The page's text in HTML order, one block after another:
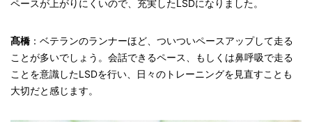
ペースが上がりにくいので、充実したLSDになりました。
髙橋 ：ベテランのランナーほど、ついついペースアップして走る
ことが多いでしょう。会話できるペース、もしくは鼻呼吸で走る
ことを意識したLSDを行い、日々のトレーニングを見直すことも
大切だと感じます。